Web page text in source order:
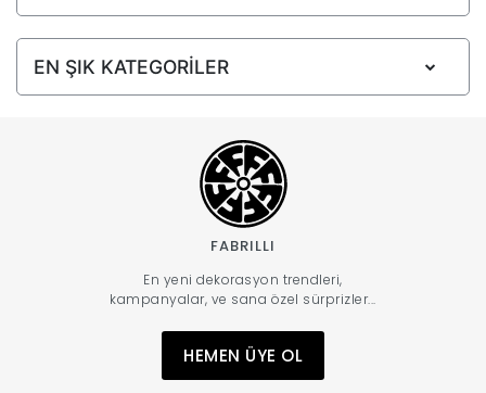
EN ŞIK KATEGORİLER
FABRILLI
En yeni dekorasyon trendleri,
kampanyalar, ve sana özel sürprizler...
HEMEN ÜYE OL